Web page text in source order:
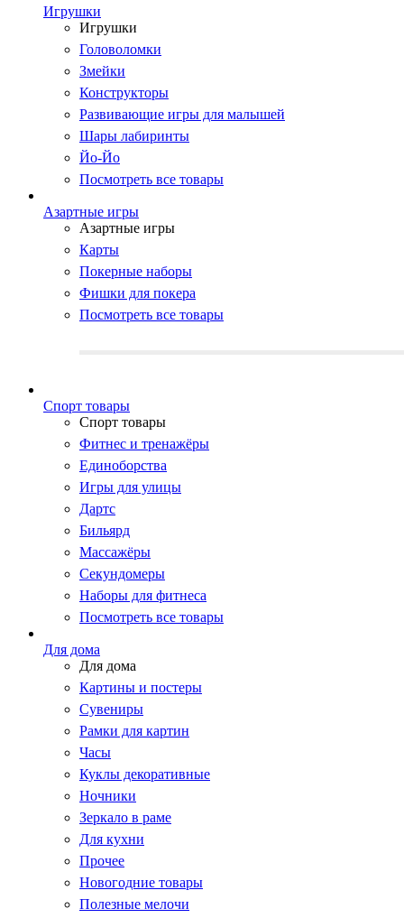
Игрушки
Игрушки
Головоломки
Змейки
Конструкторы
Развивающие игры для малышей
Шары лабиринты
Йо-Йо
Посмотреть все товары
Азартные игры
Азартные игры
Карты
Покерные наборы
Фишки для покера
Посмотреть все товары
Cпорт товары
Cпорт товары
Фитнес и тренажёры
Единоборства
Игры для улицы
Дартс
Бильярд
Массажёры
Секундомеры
Наборы для фитнеса
Посмотреть все товары
Для дома
Для дома
Картины и постеры
Сувениры
Рамки для картин
Часы
Куклы декоративные
Ночники
Зеркало в раме
Для кухни
Прочее
Новогодние товары
Полезные мелочи